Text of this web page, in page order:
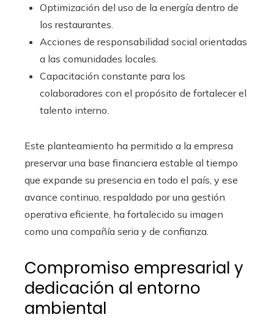
Optimización del uso de la energía dentro de
los restaurantes.
Acciones de responsabilidad social orientadas
a las comunidades locales.
Capacitación constante para los
colaboradores con el propósito de fortalecer el
talento interno.
Este planteamiento ha permitido a la empresa
preservar una base financiera estable al tiempo
que expande su presencia en todo el país, y ese
avance continuo, respaldado por una gestión
operativa eficiente, ha fortalecido su imagen
como una compañía seria y de confianza.
Compromiso empresarial y
dedicación al entorno
ambiental